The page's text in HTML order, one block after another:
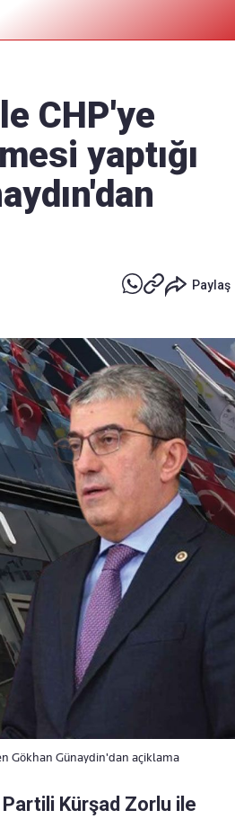
göndermek içintıklayın
CHP'ye
yaptığı
Paylaş
Gökhan Günaydin'dan açiklama
Partili Kürşad Zorlu ile